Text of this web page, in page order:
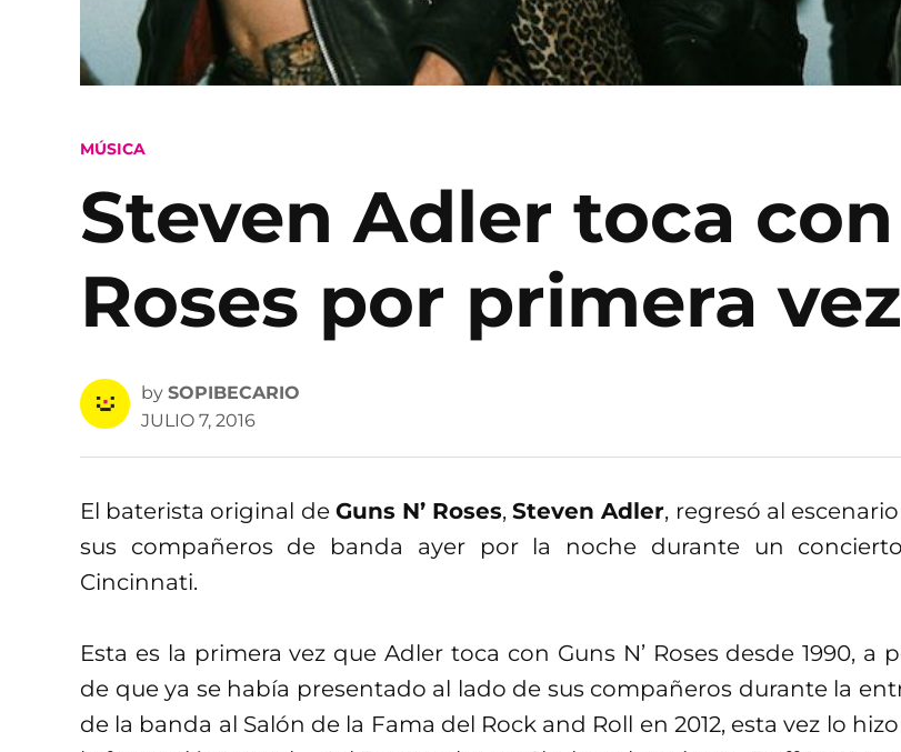
POSTED
MÚSICA
Steven Adler toca con
Roses por primera
by SOPIBECARIO
JULIO 7, 2016
El baterista original de Guns N’ Roses,Steven Adler, regresó al
sus compañeros de banda ayer por la noche durante un
Cincinnati.
Esta es la primera vez que Adler toca con Guns N’ Roses desde 1990, a
de que ya se había presentado al lado de sus compañeros durante la
de la banda al Salón de la Fama del Rock and Roll en 2012, esta vez lo